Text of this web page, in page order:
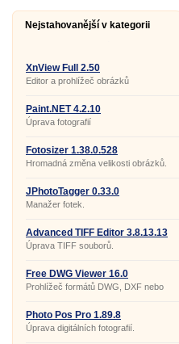
Nejstahovanější v kategorii
XnView Full 2.50
Editor a prohlížeč obrázků
Paint.NET 4.2.10
Úprava fotografií
Fotosizer 1.38.0.528
Hromadná změna velikosti obrázků.
JPhotoTagger 0.33.0
Manažer fotek.
Advanced TIFF Editor 3.8.13.13
Úprava TIFF souborů.
Free DWG Viewer 16.0
Prohlížeč formátů DWG, DXF nebo
Photo Pos Pro 1.89.8
Úprava digitálních fotografií.